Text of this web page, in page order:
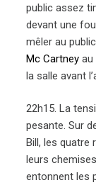
public assez
devant une
mêler au
Mc Cartney au
la salle avant
22h15. La
pesante. Sur
Bill, les quatre
leurs
entonnent les